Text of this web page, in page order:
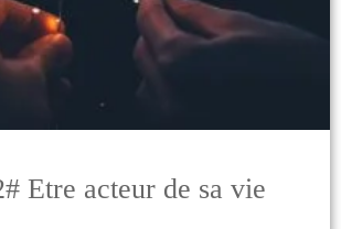
Etre acteur de sa vie